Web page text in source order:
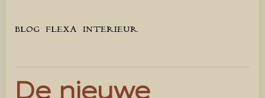
BLOG FLEXA INTERIEUR
De nieuwe